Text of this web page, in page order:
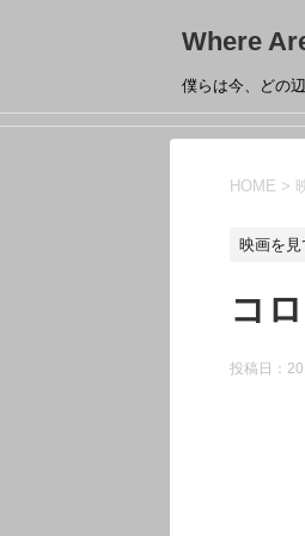
Where
僕らは今、どの
HOME >
映画を見
コ
投稿日：